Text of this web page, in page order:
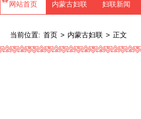
网站首页 内蒙古妇联 妇联新闻
当前位置: 首页 > 内蒙古妇联 > 正文